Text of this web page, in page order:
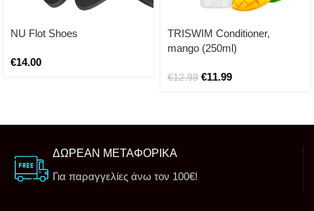
NU Flot Shoes
€14.00
TRISWIM Conditioner,
mango (250ml)
€12.99 €11.99
ΔΩΡΕΑΝ ΜΕΤΑΦΟΡΙΚΑ
Για παραγγελίες άνω τον 100€!